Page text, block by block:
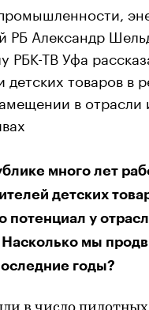
РБ Александр
РБК-ТВ Уфа
детских товаров в
в отрасли
много лет
детских
потенциал у
мы
годы?